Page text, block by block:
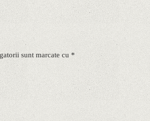
sunt marcate cu *